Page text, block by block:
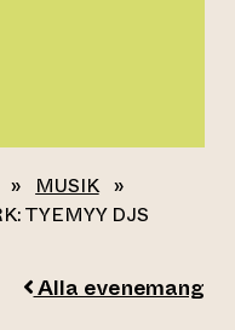
» MUSIK »
TYEMYY DJS
Alla evenemang